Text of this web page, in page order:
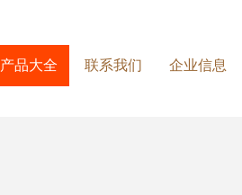
产品大全 联系我们 企业信息